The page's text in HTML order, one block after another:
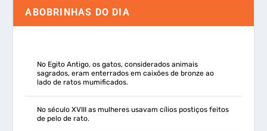
ABOBRINHAS DO DIA
No Egito Antigo, os gatos, considerados animais
sagrados, eram enterrados em caixões de bronze ao
lado de ratos mumificados.
No século XVIII as mulheres usavam cílios postiços feitos
de pelo de rato.